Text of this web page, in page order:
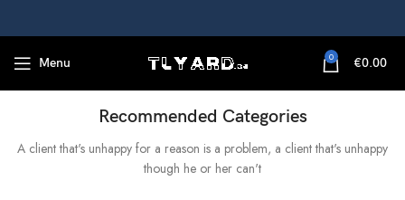
Menu 0 €0.00
Recommended Categories
A client that's unhappy for a reason is a problem, a client that's unhappy
though he or her can't